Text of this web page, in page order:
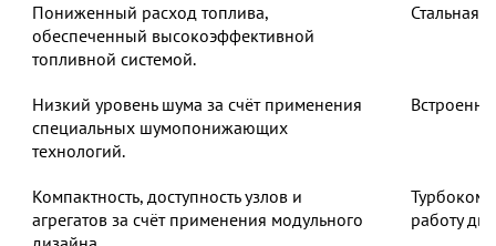
Пониженный расход топлива,
обеспеченный высокоэффективной
топливной системой.
Стальная
Низкий уровень шума за счёт применения
специальных шумопонижающих
технологий.
Компактность, доступность узлов и
агрегатов за счёт применения модульного
работу